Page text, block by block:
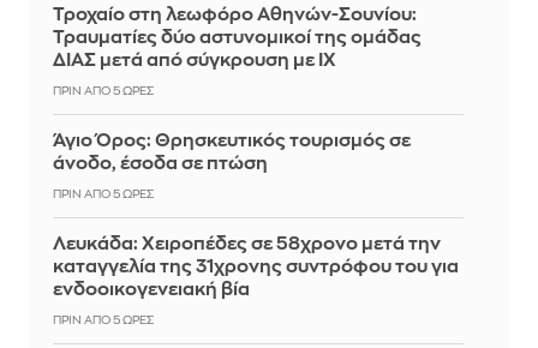
Τροχαίο στη λεωφόρο Αθηνών-Σουνίου:
Τραυματίες δύο αστυνομικοί της ομάδας
ΔΙΑΣ μετά από σύγκρουση με ΙΧ
ΠΡΙΝ ΑΠΌ 5 ΏΡΕΣ
Άγιο Όρος: Θρησκευτικός τουρισμός σε
άνοδο, έσοδα σε πτώση
ΠΡΙΝ ΑΠΌ 5 ΏΡΕΣ
Λευκάδα: Χειροπέδες σε 58χρονο μετά την
καταγγελία της 31χρονης συντρόφου του για
ενδοοικογενειακή βία
ΠΡΙΝ ΑΠΌ 5 ΏΡΕΣ